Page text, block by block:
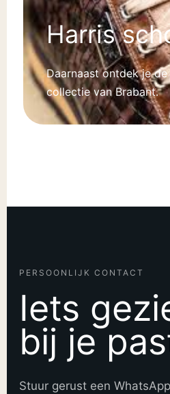
Harris
Daarnaast ontdek je
collectie van Brabant.
PERSOONLIJK CONTACT
Iets
bij je
Stuur gerust een